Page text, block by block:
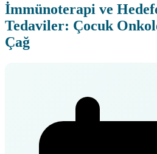
İmmünoterapi ve
Tedaviler: Çocuk
Çağ